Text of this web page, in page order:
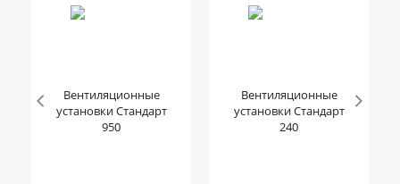
Вентиляционные
установки Стандарт
950
Вентиляционные
установки Стандарт
240